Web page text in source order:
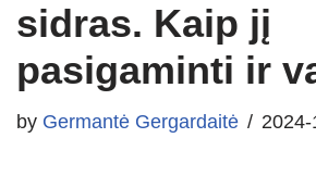
sidras. Kaip jį
pasigaminti ir
by Germantė Gergardaitė